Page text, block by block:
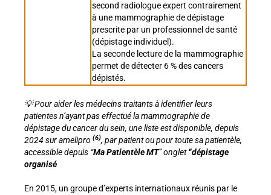
second radiologue expert contrairement
à une mammographie de dépistage
prescrite par un professionnel de santé
(dépistage individuel).
La seconde lecture de la mammographie
permet de détecter 6 % des cancers
dépistés.
💡 Pour aider les médecins traitants à identifier leurs
patientes n’ayant pas effectué la mammographie de
dépistage du cancer du sein, une liste est disponible, depuis
2024 sur amelipro (6), par patient ou pour toute sa patientèle,
accessible depuis “Ma Patientèle MT” onglet“dépistage
organisé
En 2015, un groupe d’experts internationaux réunis par le